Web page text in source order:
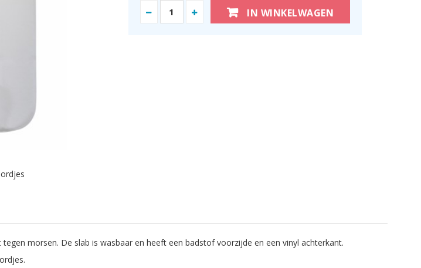
IN WINKELWAGEN
tegen morsen. De slab is wasbaar en heeft een badstof voorzijde en een vinyl achterkant.